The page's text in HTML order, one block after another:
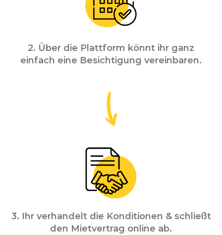
2. Über die Plattform könnt ihr ganz
einfach eine Besichtigung vereinbaren.
3. Ihr verhandelt die Konditionen & schließt
den Mietvertrag online ab.